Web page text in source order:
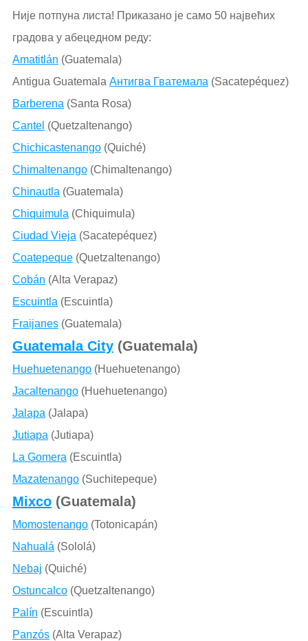
Није потпуна листа! Приказано је само 50 највећих
градова у абецедном реду:
Amatitlán (Guatemala)
Antigua Guatemala Антигва Гватемала (Sacatepéquez)
Barberena (Santa Rosa)
Cantel (Quetzaltenango)
Chichicastenango(Quiché)
Chimaltenango(Chimaltenango)
Chinautla (Guatemala)
Chiquimula (Chiquimula)
Ciudad Vieja (Sacatepéquez)
Coatepeque(Quetzaltenango)
Cobán (Alta Verapaz)
Escuintla (Escuintla)
Fraijanes(Guatemala)
Guatemala City(Guatemala)
Huehuetenango(Huehuetenango)
Jacaltenango(Huehuetenango)
Jalapa (Jalapa)
Jutiapa (Jutiapa)
La Gomera (Escuintla)
Mazatenango(Suchitepeque)
Mixco(Guatemala)
Momostenango(Totonicapán)
Nahualá (Sololá)
Nebaj (Quiché)
Ostuncalco(Quetzaltenango)
Palín (Escuintla)
Panzós(Alta Verapaz)